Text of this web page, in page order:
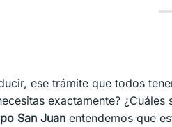
ese trámite que todos
exactamente?
San Juan entendemos que